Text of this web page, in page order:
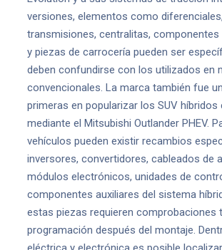
versiones, elementos como diferenciales,
transmisiones, centralitas, componentes
y piezas de carrocería pueden ser
deben confundirse con los utilizados en
convencionales. La marca también fue
primeras en popularizar los SUV híbridos
mediante el Mitsubishi Outlander PHEV.
vehículos pueden existir recambios
inversores, convertidores, cableados de
módulos electrónicos, unidades de
componentes auxiliares del sistema
estas piezas requieren comprobaciones
programación después del montaje.